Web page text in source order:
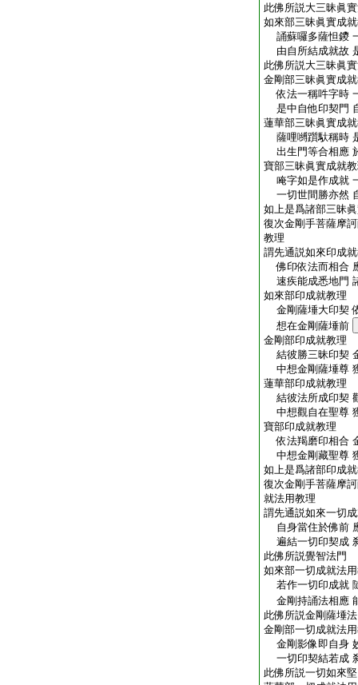
此佛所説大三昧眞
如來部三昧眞實成
誦蘇囉多薩怛鑁
由自所結成就故
此佛所説大三昧眞
金剛部三昧眞實成
依法一稱吽字時
是中自他印契門
蓮華部三昧眞實成
薩哩嚩躓馱稱時
出生門等合相應
寶部三昧眞實成就
唵字如是作成就
一切世間勝亦然
如上是爲諸部三昧
復次金剛手菩薩摩
教理
謂先通説如來印成
佛印依法而相合
速疾能成悉地門
如來部印成就教理
金剛薩埵大印契
想在金剛薩埵前
金剛部印成就教理
結彼勝三昧印契
中想金剛薩埵尊
蓮華部印成就教理
結彼法所成印契
中想觀自在聖尊
寶部印成就教理
依法羯磨印相合
中想金剛藏聖尊
如上是爲諸部印成
復次金剛手菩薩摩
就法用教理
謂先通説如來一切
自身當住於佛前
遍結一切印契成
此佛所説覺智法門
如來部一切成就法
若作一切印成就
金剛持誦法相應
此佛所説金剛薩埵
金剛部一切成就法
金剛影像即自身
一切印契結若成
此佛所説一切如來